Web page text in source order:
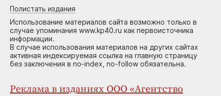
Полистать издания
Использование материалов сайта возможно только в
случае упоминания www.kp40.ru как первоисточника
информации.
В случае использования материалов на других сайтах
активная индексируемая ссылка на главную страницу
без заключения в no-index, no-follow обязательна.
Реклама в изданиях ООО «Агентство